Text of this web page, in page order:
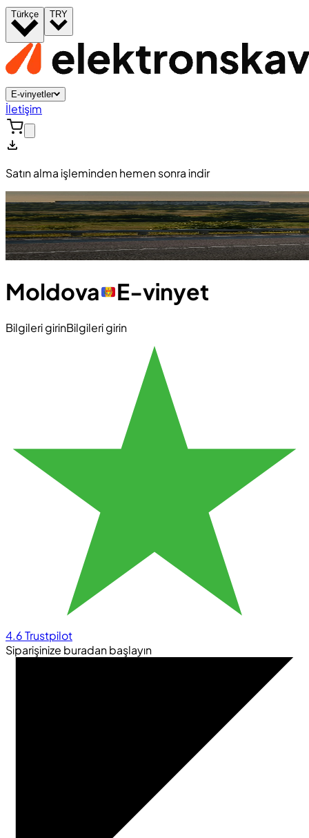
Türkçe TRY
E-vinyetler
İletişim
Satın alma işleminden hemen sonra indir
Moldova E-vinyet
Bilgileri girinBilgileri girin
4.6Trustpilot
Siparişinize buradan başlayın